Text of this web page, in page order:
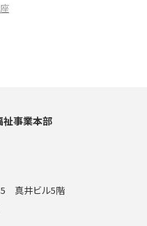
祉事業本部
真井ビル5階